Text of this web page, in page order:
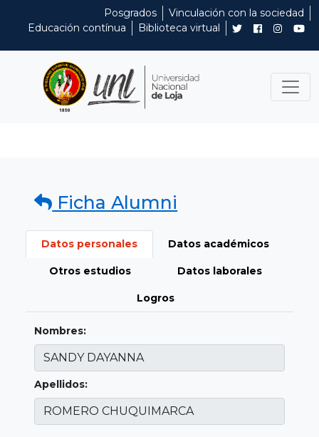
Posgrados
Vinculación con la sociedad
Educación contínua
Biblioteca virtual
Ficha Alumni
Datos personales Datos académicos
Otros estudios Datos laborales
Logros
Nombres:
Apellidos: